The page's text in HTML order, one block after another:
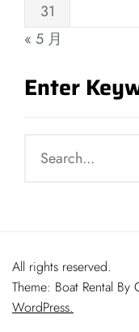
31
« 5 月
Enter
All rights reserved.
Theme: Boat Rental By
WordPress.